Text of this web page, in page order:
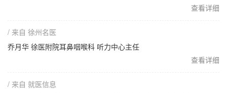
查看详细
/ 来自 徐州名医
乔月华 徐医附院耳鼻咽喉科 听力中心主任
查看详细
/ 来自 就医信息